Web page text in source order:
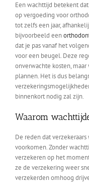
Een wachttijd betekent
op vergoeding voor
tot zelfs een jaar,
bijvoorbeeld een
dat je pas vanaf het
voor een beugel. Deze
onverwachte kosten,
plannen. Het is dus
binnenkort nodig zal zijn.
Waarom
De reden dat
voorkomen. Zonder
verzekeren op het
ze de verzekering weer
verzekerden omhoog